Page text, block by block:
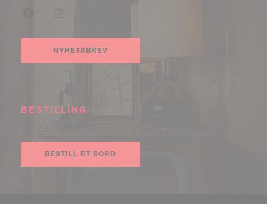
NYHETSBREV
BESTILLING
BESTILL ET BORD